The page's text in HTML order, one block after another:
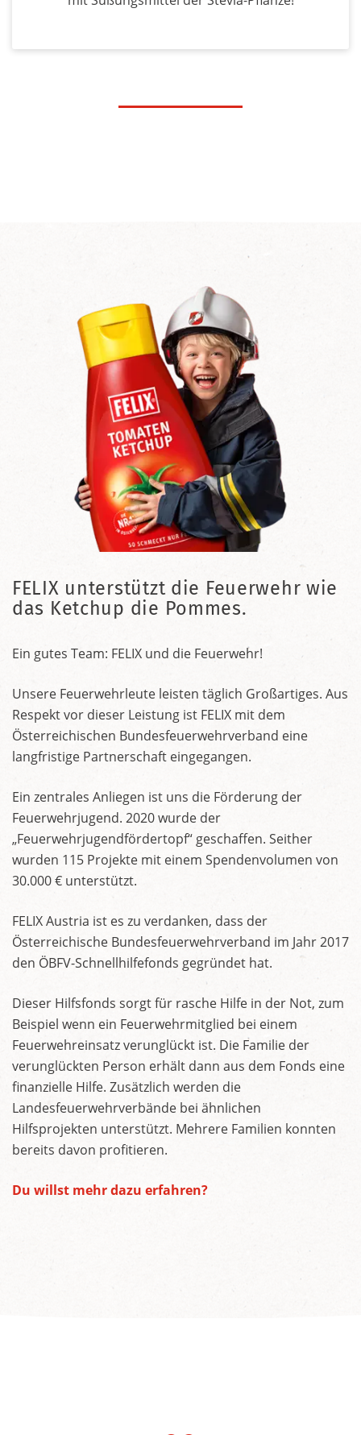
FELIX unterstützt die Feuerwehr wie
das Ketchup die Pommes.
Ein gutes Team: FELIX und die Feuerwehr!
Unsere Feuerwehrleute leisten täglich Großartiges. Aus
Respekt vor dieser Leistung ist FELIX mit dem
Österreichischen Bundesfeuerwehrverband eine
langfristige Partnerschaft eingegangen.
Ein zentrales Anliegen ist uns die Förderung der
Feuerwehrjugend. 2020 wurde der
„Feuerwehrjugendfördertopf“ geschaffen. Seither
wurden 115 Projekte mit einem Spendenvolumen von
30.000 € unterstützt.
FELIX Austria ist es zu verdanken, dass der
Österreichische Bundesfeuerwehrverband im Jahr 2017
den ÖBFV-Schnellhilfefonds gegründet hat.
Dieser Hilfsfonds sorgt für rasche Hilfe in der Not, zum
Beispiel wenn ein Feuerwehrmitglied bei einem
Feuerwehreinsatz verunglückt ist. Die Familie der
verunglückten Person erhält dann aus dem Fonds eine
finanzielle Hilfe. Zusätzlich werden die
Landesfeuerwehrverbände bei ähnlichen
Hilfsprojekten unterstützt. Mehrere Familien konnten
bereits davon profitieren.
Du willst mehr dazu erfahren?